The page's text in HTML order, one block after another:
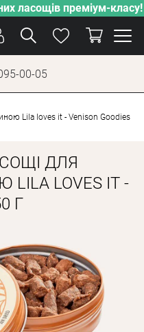
ласощів преміум-класу!
00-05
Lila loves it - Venison Goodies
ДЛЯ
LOVES IT -
Г